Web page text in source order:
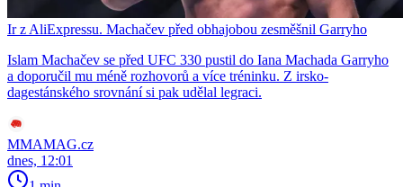
Ir z AliExpressu. Machačev před obhajobou zesměšnil Garryho
Islam Machačev se před UFC 330 pustil do Iana Machada Garryho
a doporučil mu méně rozhovorů a více tréninku. Z irsko-
dagestánského srovnání si pak udělal legraci.
MMAMAG.cz
dnes, 12:01